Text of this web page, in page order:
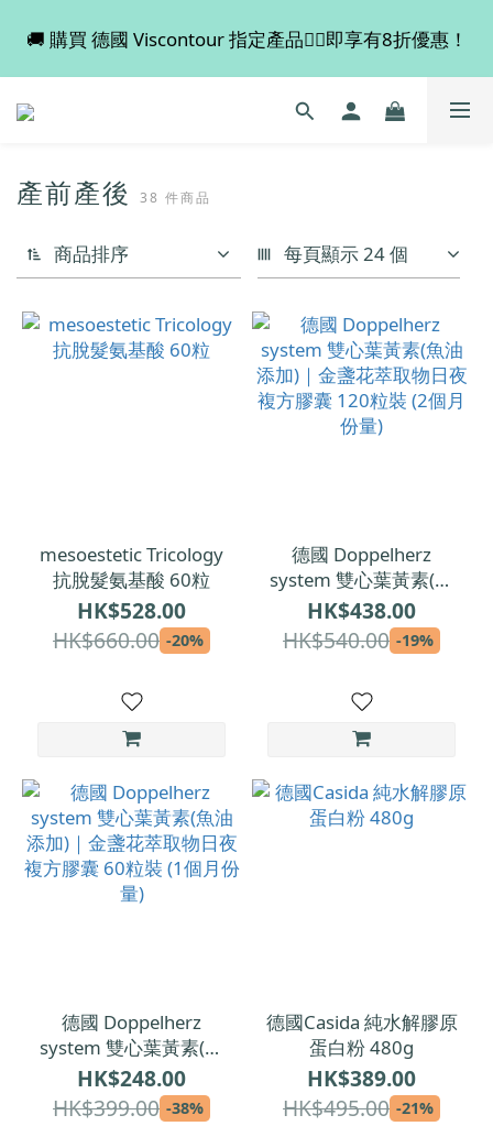
💡 全店滿 $600 免運費，買多件更抵！
🚚 購買 德國 Viscontour 指定產品👉🏻即享有8折優惠！
📢📢📢 Miss Fabulous 8月暫停德國代購服務，於9月
💡 全店滿 $600 免運費，買多件更抵！
產前產後 38 件商品
商品排序 每頁顯示 24 個
mesoestetic Tricology
抗脫髮氨基酸 60粒
HK$528.00
HK$660.00 -20%
德國 Doppelherz
system 雙心葉黃素(魚
油添加)｜金盞花萃取物
日夜複方膠囊 120粒裝
(2個月份量)
HK$438.00
HK$540.00 -19%
德國 Doppelherz
system 雙心葉黃素(魚
油添加)｜金盞花萃取物
日夜複方膠囊 60粒裝 (1
個月份量)
HK$248.00
HK$399.00 -38%
德國Casida 純水解膠原
蛋白粉 480g
HK$389.00
HK$495.00 -21%